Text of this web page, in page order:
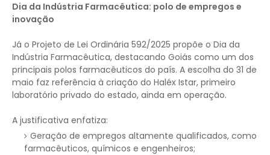
Dia da Indústria Farmacêutica: polo de empregos e
inovação
Já o Projeto de Lei Ordinária 592/2025 propõe o Dia da
Indústria Farmacêutica, destacando Goiás como um dos
principais polos farmacêuticos do país. A escolha do 31 de
maio faz referência à criação do Haléx Istar, primeiro
laboratório privado do estado, ainda em operação.
A justificativa enfatiza:
Geração de empregos altamente qualificados, como
farmacêuticos, químicos e engenheiros;